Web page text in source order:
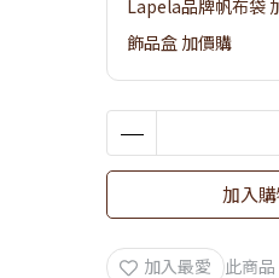
Lapela品牌帆布袋
飾品盒 加價購
加入
加入最愛 此商